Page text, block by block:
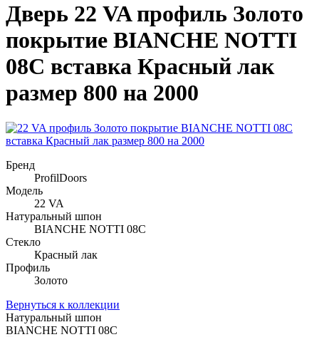
Дверь 22 VA профиль Золото
покрытие BIANCHE NOTTI
08C вставка Красный лак
размер 800 на 2000
Бренд
ProfilDoors
Модель
22 VA
Натуральный шпон
BIANCHE NOTTI 08C
Стекло
Красный лак
Профиль
Золото
Вернуться к коллекции
Натуральный шпон
BIANCHE NOTTI 08C